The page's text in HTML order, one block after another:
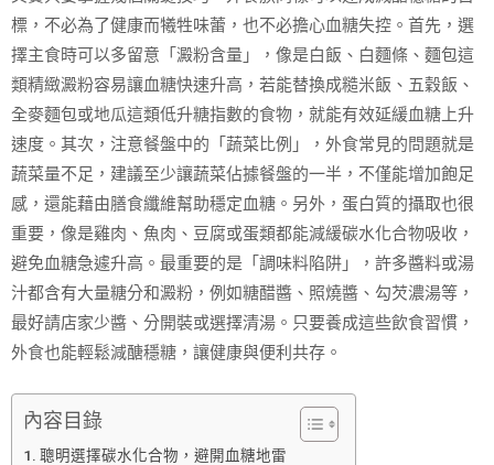
標，不必為了健康而犧牲味蕾，也不必擔心血糖失控。首先，選
擇主食時可以多留意「澱粉含量」，像是白飯、白麵條、麵包這
類精緻澱粉容易讓血糖快速升高，若能替換成糙米飯、五穀飯、
全麥麵包或地瓜這類低升糖指數的食物，就能有效延緩血糖上升
速度。其次，注意餐盤中的「蔬菜比例」，外食常見的問題就是
蔬菜量不足，建議至少讓蔬菜佔據餐盤的一半，不僅能增加飽足
感，還能藉由膳食纖維幫助穩定血糖。另外，蛋白質的攝取也很
重要，像是雞肉、魚肉、豆腐或蛋類都能減緩碳水化合物吸收，
避免血糖急遽升高。最重要的是「調味料陷阱」，許多醬料或湯
汁都含有大量糖分和澱粉，例如糖醋醬、照燒醬、勾芡濃湯等，
最好請店家少醬、分開裝或選擇清湯。只要養成這些飲食習慣，
外食也能輕鬆減醣穩糖，讓健康與便利共存。
內容目錄
聰明選擇碳水化合物，避開血糖地雷